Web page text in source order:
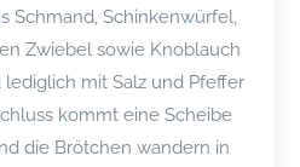
Schmand, Schinkenwürfel,
Zwiebel sowie Knoblauch
lediglich mit Salz und Pfeffer
kommt eine Scheibe
die Brötchen wandern in